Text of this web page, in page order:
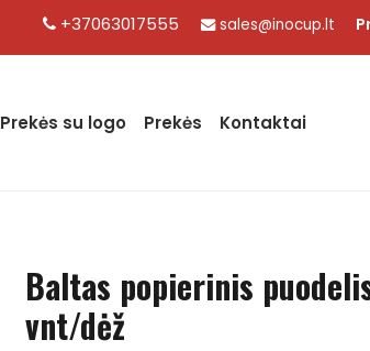
+37063017555 sales@inocup.lt
Prekės su logo Prekės Kontaktai
Baltas popierinis
vnt/dėž